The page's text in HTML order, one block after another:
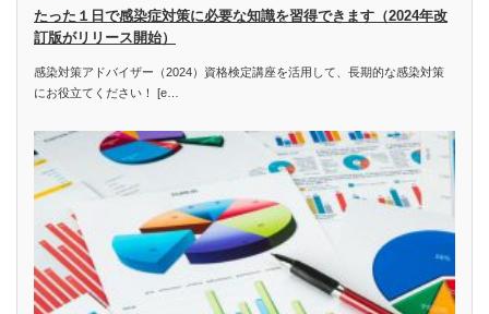
たった１日で感染症対策に必要な知識を習得できます（2024年改
訂版がリリース開始）
感染対策アドバイザー（2024）資格検定講座を活用して、長期的な感染対策
にお役立てください！ [e…